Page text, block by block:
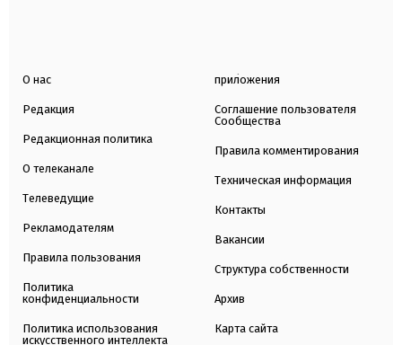
О нас
Редакция
Редакционная политика
О телеканале
Телеведущие
Рекламодателям
Правила пользования
Политика
конфиденциальности
Политика использования
искусственного интеллекта
приложения
Соглашение пользователя
Сообщества
Правила комментирования
Техническая информация
Контакты
Вакансии
Структура собственности
Архив
Карта сайта